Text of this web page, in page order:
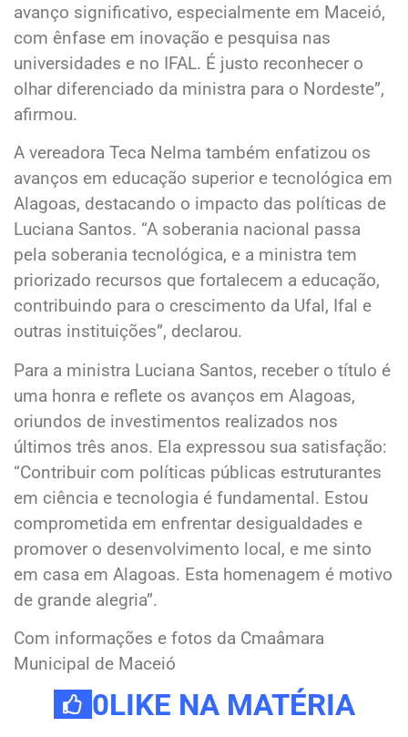
avanço significativo, especialmente em Maceió,
com ênfase em inovação e pesquisa nas
universidades e no IFAL. É justo reconhecer o
olhar diferenciado da ministra para o Nordeste”,
afirmou.
A vereadora Teca Nelma também enfatizou os
avanços em educação superior e tecnológica em
Alagoas, destacando o impacto das políticas de
Luciana Santos. “A soberania nacional passa
pela soberania tecnológica, e a ministra tem
priorizado recursos que fortalecem a educação,
contribuindo para o crescimento da Ufal, Ifal e
outras instituições”, declarou.
Para a ministra Luciana Santos, receber o título é
uma honra e reflete os avanços em Alagoas,
oriundos de investimentos realizados nos
últimos três anos. Ela expressou sua satisfação:
“Contribuir com políticas públicas estruturantes
em ciência e tecnologia é fundamental. Estou
comprometida em enfrentar desigualdades e
promover o desenvolvimento local, e me sinto
em casa em Alagoas. Esta homenagem é motivo
de grande alegria”.
Com informações e fotos da Cmaâmara
Municipal de Maceió
0LIKE NA MATÉRIA